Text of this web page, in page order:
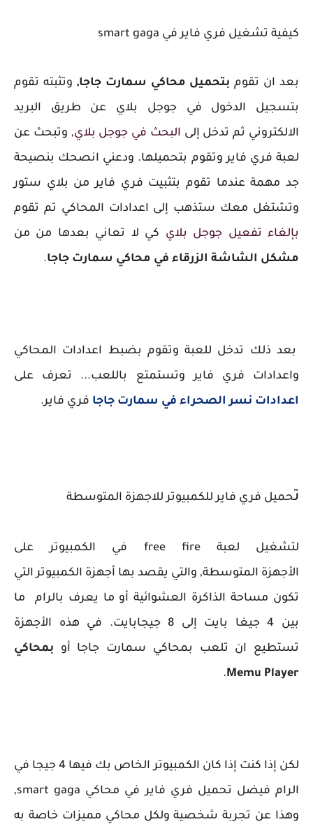
كيفية تشغيل فري فاير في smart gaga
بعد ان تقومبتحميل محاكي سمارت جاجا, وتثبته تقوم
بتسجيل الدخول في جوجل بلاي عن طريق البريد
الالكتروني ثم تدخل إلى البحث في جوجل بلاي, وتبحث عن
لعبة فري فاير وتقوم بتحميلها. ودعني انصحك بنصيحة
جد مهمة عندما تقوم بتثبيت فري فاير من بلاي ستور
وتشتغل معك ستذهب إلى اعدادات المحاكي تم تقوم
بإلغاء تفعيل جوجل بلاي كي لا تعاني بعدها من من
مشكل الشاشة الزرقاء في محاكي سمارت جاجا.
بعد ذلك تدخل للعبة وتقوم بضبط اعدادات المحاكي
واعدادات فري فاير وتستمتع باللعب...
تعرف على
اعدادات نسر الصحراء في سمارت جاجا فري فاير.
تحميل فري فاير للكمبيوتر للاجهزة المتوسطة
لتشغيل لعبة free fire في الكمبيوتر على
الأجهزة المتوسطة, والتي يقصد بها أجهزة الكمبيوتر التي
تكون مساحة الذاكرة العشوائية أو ما يعرف بالرام ما
بين 4 جيغا بايت إلى 8 جيجابايت. في هذه الأجهزة
تستطيع ان تلعب بمحاكي سمارت جاجا أو بمحاكي
Memu Player
.
لكن إذا كنت إذا كان الكمبيوتر الخاص بك فيها 4 جيجا في
الرام فيضل تحميل فري فاير في محاكي smart gaga,
وهذا عن تجربة شخصية ولكل محاكي مميزات خاصة به